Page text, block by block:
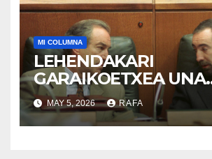
MI COLUMNA
LEHENDAKARI
GARAIKOETXEA UNA
PERSONA QUE
EJERCICIO DE LA
MAY 5, 2026 RAFA